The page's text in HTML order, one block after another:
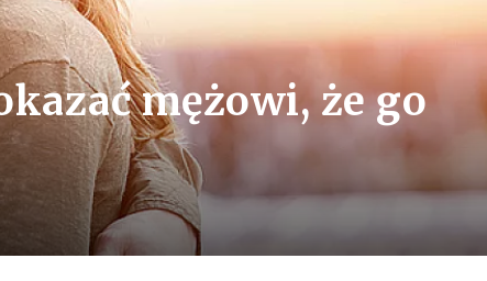
mężowi, że go